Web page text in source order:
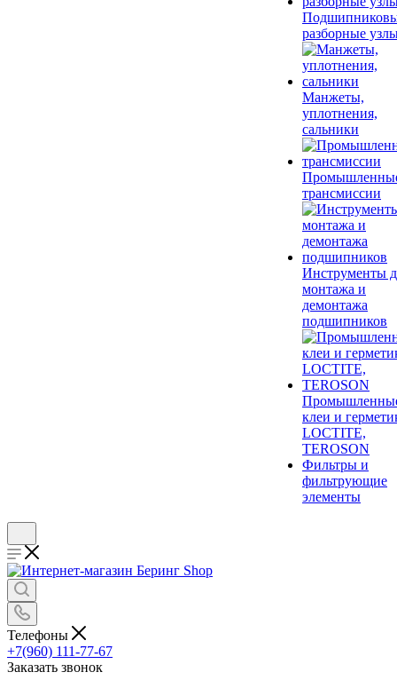
разборные
Манжеты,
уплотнения,
сальники
трансмиссии
Инструменты
монтажа и
демонтажа
подшипников
клеи и
LOCTITE,
TEROSON
Фильтры и
фильтрующие
элементы
Телефоны
+7(960) 111-77-67
Заказать звонок